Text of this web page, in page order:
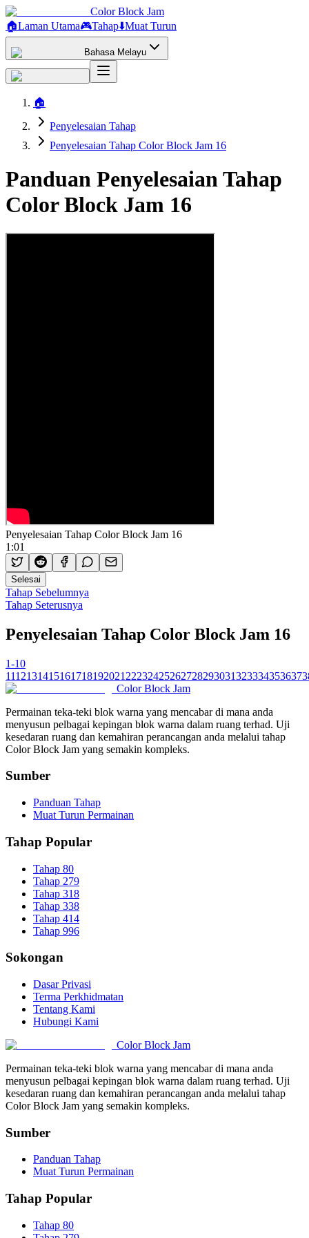
Color Block Jam
🏠Laman Utama🎮Tahap⬇️Muat Turun
Bahasa Melayu
🏠
Penyelesaian Tahap
Penyelesaian Tahap Color Block Jam 16
Panduan Penyelesaian Tahap
Color Block Jam 16
Penyelesaian Tahap Color Block Jam 16
1:01
Selesai
Tahap Sebelumnya
Tahap Seterusnya
Penyelesaian Tahap Color Block Jam 16
1-10
1112131415161718192021 22232425262728293031323334353637
Color Block Jam
Permainan teka-teki blok warna yang mencabar di mana anda
menyusun pelbagai kepingan blok warna dalam ruang terhad. Uji
kesedaran ruang dan kemahiran perancangan anda melalui tahap
Color Block Jam yang semakin kompleks.
Sumber
Panduan Tahap
Muat Turun Permainan
Tahap Popular
Tahap 80
Tahap 279
Tahap 318
Tahap 338
Tahap 414
Tahap 996
Sokongan
Dasar Privasi
Terma Perkhidmatan
Tentang Kami
Hubungi Kami
Color Block Jam
Permainan teka-teki blok warna yang mencabar di mana anda
menyusun pelbagai kepingan blok warna dalam ruang terhad. Uji
kesedaran ruang dan kemahiran perancangan anda melalui tahap
Color Block Jam yang semakin kompleks.
Sumber
Panduan Tahap
Muat Turun Permainan
Tahap Popular
Tahap 80